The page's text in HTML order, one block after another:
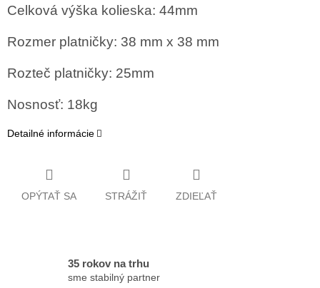
Celková výška kolieska: 44mm
Rozmer platničky: 38 mm x 38 mm
Rozteč platničky: 25mm
Nosnosť: 18kg
Detailné informácie
OPÝTAŤ SA STRÁŽIŤ ZDIEĽAŤ
35 rokov na trhu
sme stabilný partner